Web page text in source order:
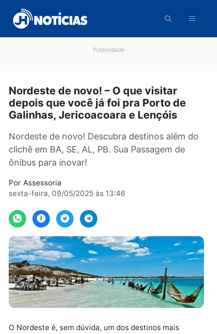
para
conteúdo
Nordeste de novo! – O que visitar
depois que você já foi pra Porto de
Nordeste de novo! Descubra destinos além
clichê em BA, SE, AL, PB. Sua Passagem de
ônibus para inovar!
sexta-feira, 09/05/2025 às 13:46